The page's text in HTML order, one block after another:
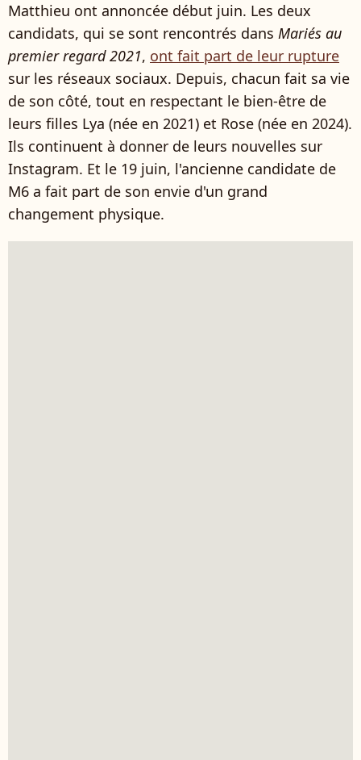
Matthieu ont annoncée début juin. Les deux
candidats, qui se sont rencontrés dans Mariés au
premier regard 2021, ont fait part de leur rupture
sur les réseaux sociaux. Depuis, chacun fait sa vie
de son côté, tout en respectant le bien-être de
leurs filles Lya (née en 2021) et Rose (née en 2024).
Ils continuent à donner de leurs nouvelles sur
Instagram. Et le 19 juin, l'ancienne candidate de
M6 a fait part de son envie d'un grand
changement physique.